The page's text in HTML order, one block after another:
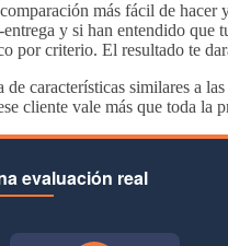
más fácil de
y si han entendido
por criterio. El resultado te
características similares a
cliente vale más que toda la